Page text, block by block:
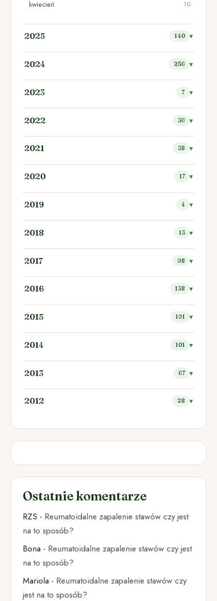
kwiecień 10
2025 140
2024 256
2023 7
2022 36
2021 38
2020 17
2019 4
2018 13
2017 98
2016 138
2015 191
2014 101
2013 67
2012 28
Ostatnie komentarze
RZS - Reumatoidalne zapalenie stawów czy jest
na to sposób?
Bona - Reumatoidalne zapalenie stawów czy jest
na to sposób?
Mariola - Reumatoidalne zapalenie stawów czy
jest na to sposób?